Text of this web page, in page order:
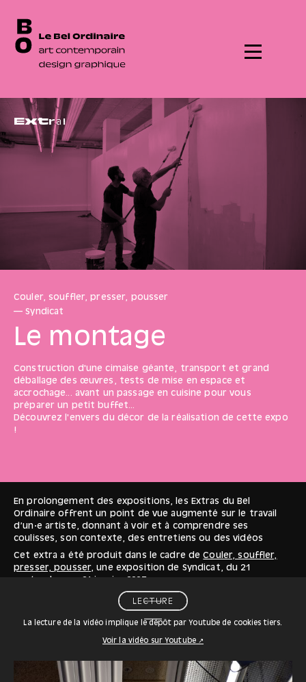
Menu
Extra!
Couler, souffler, presser, pousser
— Syndicat
Le montage
Construction d'une cimaise géante, transport et grand
déballage des œuvres, tests de mise en espace et
accrochage... avant un passage en cuisine pour vous
préparer un petit buffet...
Découvrez l'envers du décor de la réalisation de cette expo
!
En prolongement des expositions, les Extras du Bel
Ordinaire offrent un point de vue augmenté sur le travail
d’un·e artiste, donnant à voir et à comprendre ses
coulisses, son contexte, des entretiens ou des vidéos
Cet extra a été produit dans le cadre deCouler, souffler,
presser, pousser, une exposition de Syndicat, du 21
septembre
21 janvier 2023
LECTURE
La lecture de la vidéo implique le dépôt par Youtube de cookies tiers.
Voir la vidéo sur Youtube ↗